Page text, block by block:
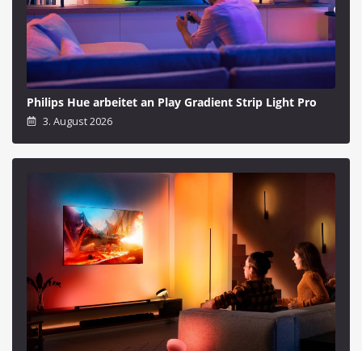
Philips Hue arbeitet an Play Gradient Strip Light Pro
3. August 2026